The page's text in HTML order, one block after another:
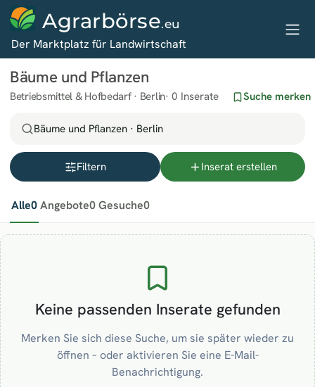
Agrarbörse.eu
Der Marktplatz für Landwirtschaft
Bäume und Pflanzen
Betriebsmittel & Hofbedarf · Berlin 0 Inserate Suche merken
Bäume und Pflanzen · Berlin
Filtern Inserat erstellen
Alle0Angebote0Gesuche0
Keine passenden Inserate gefunden
Merken Sie sich diese Suche, um sie später wieder zu
öffnen – oder aktivieren Sie eine E-Mail-
Benachrichtigung.